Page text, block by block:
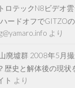
ロテックN8ビデオ
ハードオフでGITZO
より
廃墟群 2008年5月
歴史と解体後の現状
ト より